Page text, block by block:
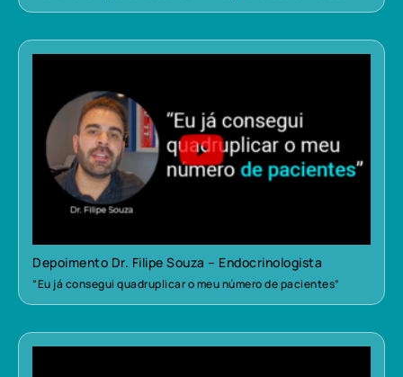
Depoimento Dr. Filipe Souza – Endocrinologista
“Eu já consegui quadruplicar o meu número de pacientes”